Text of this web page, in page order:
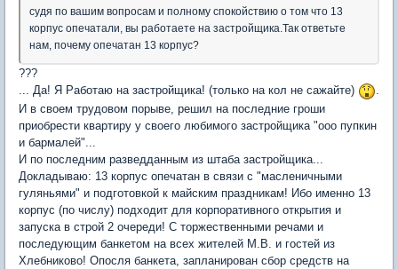
судя по вашим вопросам и полному спокойствию о том что 13
корпус опечатали, вы работаете на застройщика.Так ответьте
нам, почему опечатан 13 корпус?
???
... Да! Я Работаю на застройщика! (только на кол не сажайте)
.
И в своем трудовом порыве, решил на последние гроши
приобрести квартиру у своего любимого застройщика "ооо пупкин
и бармалей"...
И по последним разведданным из штаба застройщика...
Докладываю: 13 корпус опечатан в связи с "масленичными
гуляньями" и подготовкой к майским праздникам! Ибо именно 13
корпус (по числу) подходит для корпоративного открытия и
запуска в строй 2 очереди! С торжественными речами и
последующим банкетом на всех жителей М.В. и гостей из
Хлебниково! Опосля банкета, запланирован сбор средств на